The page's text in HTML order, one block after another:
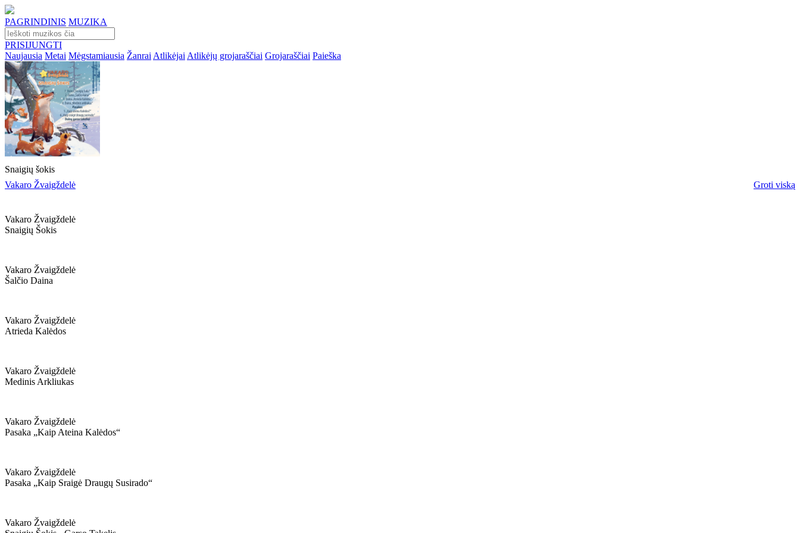
PAGRINDINIS MUZIKA
PRISIJUNGTI
Naujausia Metai Mėgstamiausia Žanrai Atlikėjai Atlikėjų grojaraščiai Grojaraščiai Paieška
Snaigių šokis
Vakaro Žvaigždelė
Groti viską
Vakaro Žvaigždelė
Snaigių Šokis
Vakaro Žvaigždelė
Šalčio Daina
Vakaro Žvaigždelė
Atrieda Kalėdos
Vakaro Žvaigždelė
Medinis Arkliukas
Vakaro Žvaigždelė
Pasaka „kaip Ateina Kalėdos“
Vakaro Žvaigždelė
Pasaka „kaip Sraigė Draugų Susirado“
Vakaro Žvaigždelė